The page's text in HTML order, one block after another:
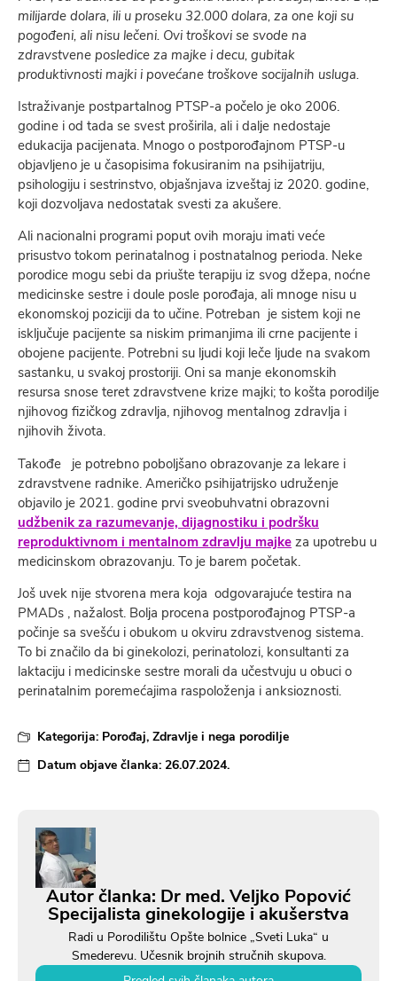
milijarde dolara, ili u proseku 32.000 dolara, za one koji su
pogođeni, ali nisu lečeni. Ovi troškovi se svode na
zdravstvene posledice za majke i decu, gubitak
produktivnosti majki i povećane troškove socijalnih usluga.
Istraživanje postpartalnog PTSP-a počelo je oko 2006.
godine i od tada se svest proširila, ali i dalјe nedostaje
edukacija pacijenata. Mnogo o postporođajnom PTSP-u
objavlјeno je u časopisima fokusiranim na psihijatriju,
psihologiju i sestrinstvo, objašnjava izveštaj iz 2020. godine,
koji dozvolјava nedostatak svesti za akušere.
Ali nacionalni programi poput ovih moraju imati veće
prisustvo tokom perinatalnog i postnatalnog perioda. Neke
porodice mogu sebi da priušte terapiju iz svog džepa, noćne
medicinske sestre i doule posle porođaja, ali mnoge nisu u
ekonomskoj poziciji da to učine. Potreban je sistem koji ne
isklјučuje pacijente sa niskim primanjima ili crne pacijente i
obojene pacijente. Potrebni su lјudi koji leče lјude na svakom
sastanku, u svakoj prostoriji. Oni sa manje ekonomskih
resursa snose teret zdravstvene krize majki; to košta porodilje
njihovog fizičkog zdravlјa, njihovog mentalnog zdravlјa i
njihovih života.
Takođe je potrebno pobolјšano obrazovanje za lekare i
zdravstvene radnike. Američko psihijatrijsko udruženje
objavilo je 2021. godine prvi sveobuhvatni obrazovni
udžbenik za razumevanje, dijagnostiku i podršku
reproduktivnom i mentalnom zdravlјu majke za upotrebu u
medicinskom obrazovanju. To je barem početak.
Još uvek nije stvorena mera koja odgovarajuće testira na
PMADs , nažalost. Bolјa procena postporođajnog PTSP-a
počinje sa svešću i obukom u okviru zdravstvenog sistema.
To bi značilo da bi ginekolozi, perinatolozi, konsultanti za
laktaciju i medicinske sestre morali da učestvuju u obuci o
perinatalnim poremećajima raspoloženja i anksioznosti.
Kategorija: Porođaj, Zdravlje i nega porodilje
Datum objave članka: 26.07.2024.
Autor članka: Dr med. Veljko Popović
Specijalista ginekologije i akušerstva
Radi u Porodilištu Opšte bolnice „Sveti Luka“ u
Smederevu. Učesnik brojnih stručnih skupova.